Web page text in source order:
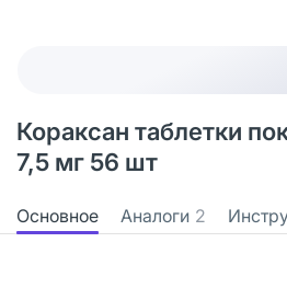
Кораксан таблетки
7,5 мг 56 шт
Основное Аналоги 2